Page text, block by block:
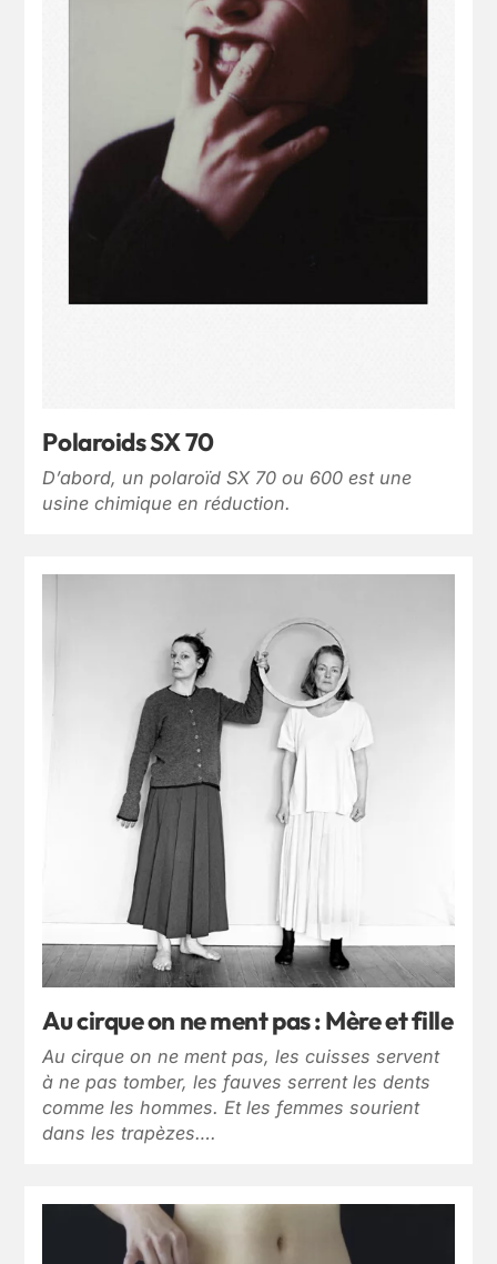
Polaroids SX 70
D’abord, un polaroïd SX 70 ou 600 est une
usine chimique en réduction.
Au cirque on ne ment pas : Mère et fille
Au cirque on ne ment pas, les cuisses servent
à ne pas tomber, les fauves serrent les dents
comme les hommes. Et les femmes sourient
dans les trapèzes….